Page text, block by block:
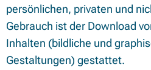
persönlichen, privaten und
Gebrauch ist der Download
Inhalten (bildliche und
Gestaltungen) gestattet.